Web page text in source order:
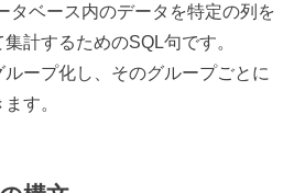
タベース内のデータを特定の列を
計するためのSQL句です。
ープ化し、そのグループごとに
す。